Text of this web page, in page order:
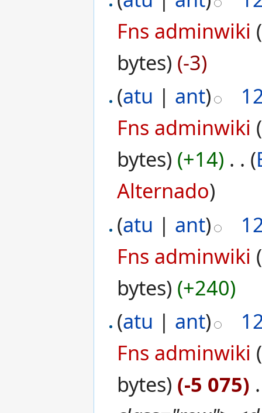
Fns adminwiki (
bytes) (-3)
(atu | ant)
Fns adminwiki (
bytes) (+14) . . (
Alternado)
(atu | ant)
Fns adminwiki (
bytes) (+240)
(atu | ant)
Fns adminwiki (
bytes) (-5 075)